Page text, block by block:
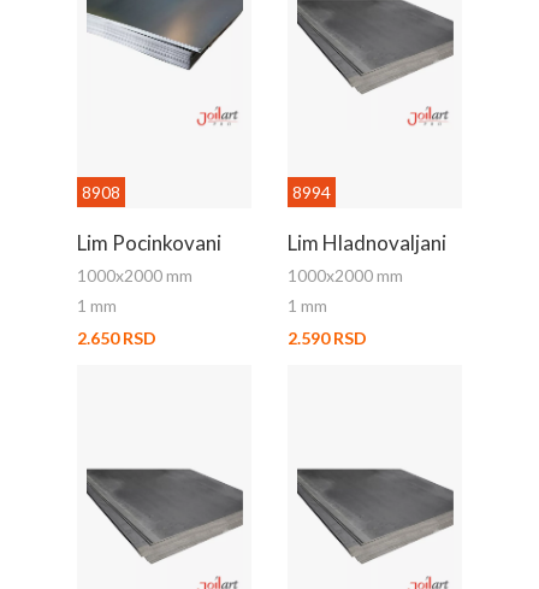
8908
Lim Pocinkovani
1000x2000 mm
1 mm
2.650 RSD
8994
Lim Hladnovaljani
1000x2000 mm
1 mm
2.590 RSD